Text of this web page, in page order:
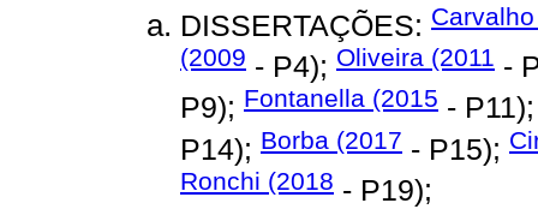
DISSERTAÇÕES:
(2009 - P4); Oliveira (2011 -
P9); Fontanella (2015 -
P14); Borba (2017 - P15);
Ronchi (2018 - P19);